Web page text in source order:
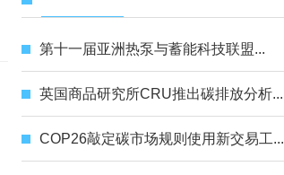
第十一届亚洲热泵与蓄能科技联盟...
英国商品研究所CRU推出碳排放分析...
COP26敲定碳市场规则使用新交易工...